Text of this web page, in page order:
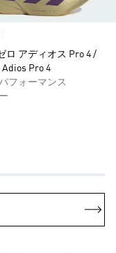
ロ アディオス Pro 4 /
Pro 4
フォーマンス